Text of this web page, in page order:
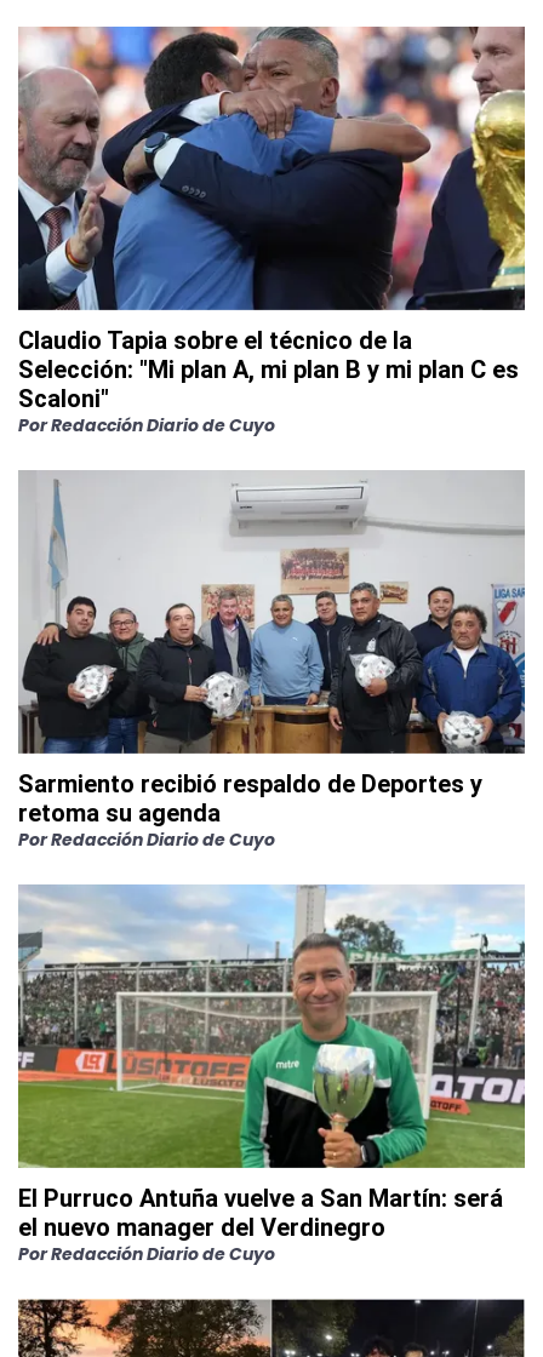
Claudio Tapia sobre el técnico de la
Selección: "Mi plan A, mi plan B y mi plan C es
Scaloni"
PorRedacción Diario de Cuyo
Sarmiento recibió respaldo de Deportes y
retoma su agenda
PorRedacción Diario de Cuyo
El Purruco Antuña vuelve a San Martín: será
el nuevo manager del Verdinegro
PorRedacción Diario de Cuyo